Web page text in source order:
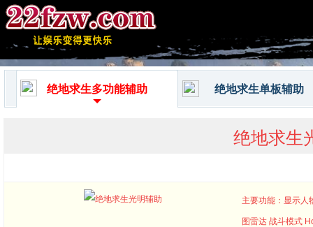
绝地求生多功能辅助 绝地求生单板辅助
绝地求生
主要功能：显示人
图雷达 战斗模式